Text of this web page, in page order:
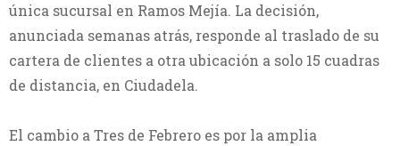
única sucursal en Ramos Mejía. La decisión,
anunciada semanas atrás, responde al traslado de su
cartera de clientes a otra ubicación a solo 15 cuadras
de distancia, en Ciudadela.
El cambio a Tres de Febrero es por la amplia